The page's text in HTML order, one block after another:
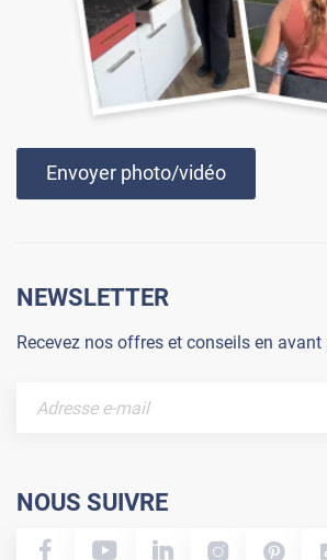
Envoyer photo/vidéo
NEWSLETTER
Recevez nos offres et conseils en avant
NOUS SUIVRE